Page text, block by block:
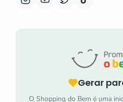
Gerar
O Shopping do Bem é uma